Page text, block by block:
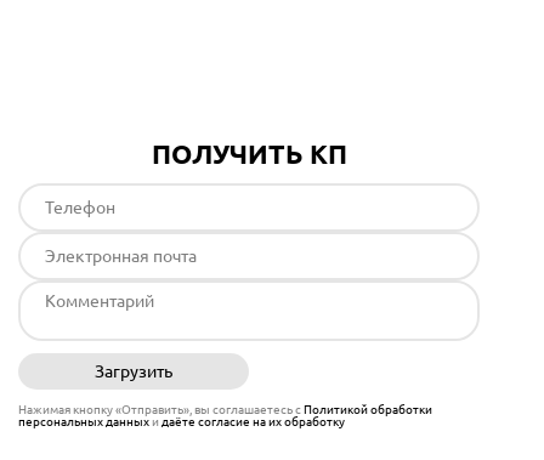
ПОЛУЧИТЬ КП
Загрузить
Нажимая кнопку «Отправить», вы соглашаетесь сПолитикой обработки
персональных данныхи даёте согласие на их обработку